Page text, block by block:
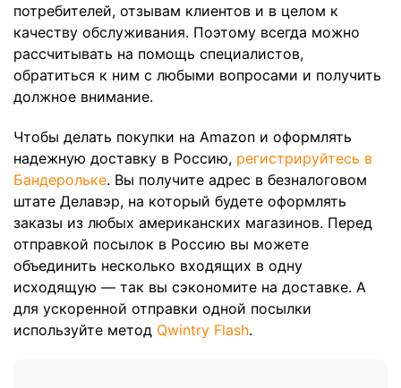
потребителей, отзывам клиентов и в целом к
качеству обслуживания. Поэтому всегда можно
рассчитывать на помощь специалистов,
обратиться к ним с любыми вопросами и получить
должное внимание.
Чтобы делать покупки на Amazon и оформлять
надежную доставку в Россию, регистрируйтесь в
Бандерольке. Вы получите адрес в безналоговом
штате Делавэр, на который будете оформлять
заказы из любых американских магазинов. Перед
отправкой посылок в Россию вы можете
объединить несколько входящих в одну
исходящую — так вы сэкономите на доставке. А
для ускоренной отправки одной посылки
используйте метод Qwintry Flash.